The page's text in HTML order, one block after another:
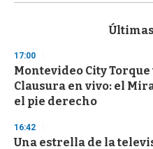
s
d
s
o
f
3
s
e
17:00
Montevideo City
Clausura en vivo: el
el pie derecho
16:42
Una estrella de la